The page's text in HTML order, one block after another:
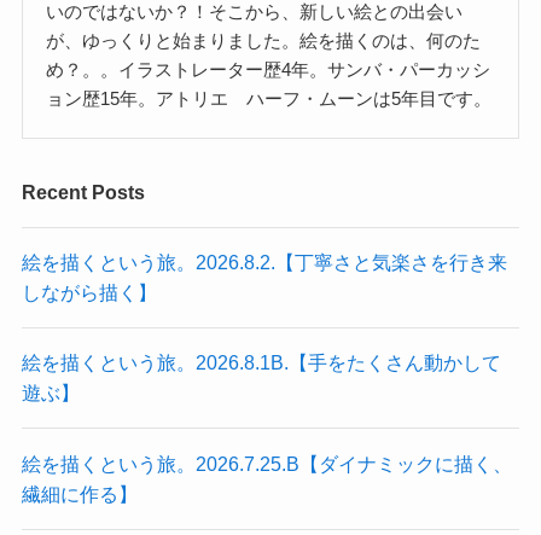
いのではないか？！そこから、新しい絵との出会い
が、ゆっくりと始まりました。絵を描くのは、何のた
め？。。イラストレーター歴4年。サンバ・パーカッシ
ョン歴15年。アトリエ ハーフ・ムーンは5年目です。
Recent Posts
絵を描くという旅。2026.8.2.【丁寧さと気楽さを行き来
しながら描く】
絵を描くという旅。2026.8.1B.【手をたくさん動かして
遊ぶ】
絵を描くという旅。2026.7.25.B【ダイナミックに描く、
繊細に作る】